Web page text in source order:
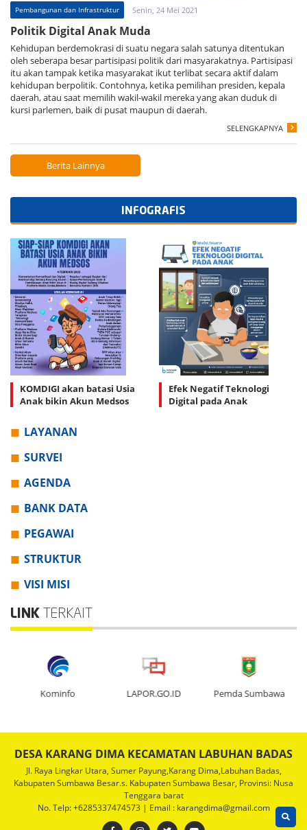
Pembangunan dan Infrastruktur Senin, 24 Mei 2021
Politik Digital Anak Muda
Kehidupan berdemokrasi di suatu negara salah satunya ditentukan
oleh seberapa besar partisipasi politik dari masyarakatnya. Partisipasi
itu akan tampak ketika masyarakat ikut terlibat secara aktif dalam
kehidupan berpolitik. Contohnya, ketika pemilihan presiden, kepala
daerah, atau saat memilih wakil-wakil mereka yang akan duduk di
kursi parlemen, baik di pusat maupun di daerah.
SELENGKAPNYA
Berita Lainnya
INFOGRAFIS
KOMDIGI akan batasi Usia
Anak bikin Akun Medsos
Efek Negatif Teknologi
Digital pada Anak
LAYANAN
SURVEI
AGENDA
BANK DATA
PEGAWAI
STRUKTUR
VISI MISI
LINK TERKAIT
Kominfo LAPOR.GO.ID Pemda Sumbawa
DESA KARANG DIMA KECAMATAN LABUHAN BADAS
Jl. Raya Lingkar Utara, Sumer Payung,Karang Dima,Labuhan Badas,
Kabupaten Sumbawa Besar.s. Kabupaten Sumbawa Besar, Provinsi: Nusa
Tenggara barat
No. Telp: +6285337474573 | Email : karangdima@gmail.com